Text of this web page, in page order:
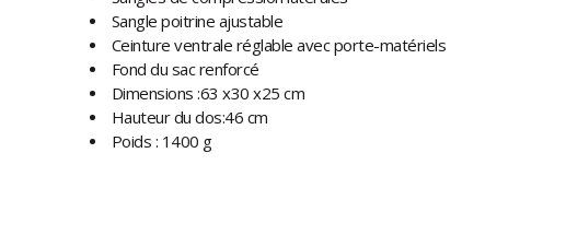
Sangle poitrine ajustable
Ceinture ventrale réglable avec porte-matériels
Fond du sac renforcé
Dimensions :63 x30 x25 cm
Hauteur du dos:46 cm
Poids : 1400 g